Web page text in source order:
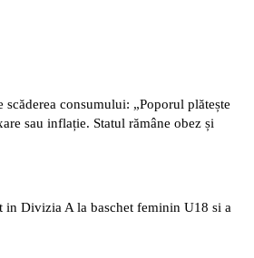
scăderea consumului: „Poporul plătește
sau inflație. Statul rămâne obez și
in Divizia A la baschet feminin U18 si a